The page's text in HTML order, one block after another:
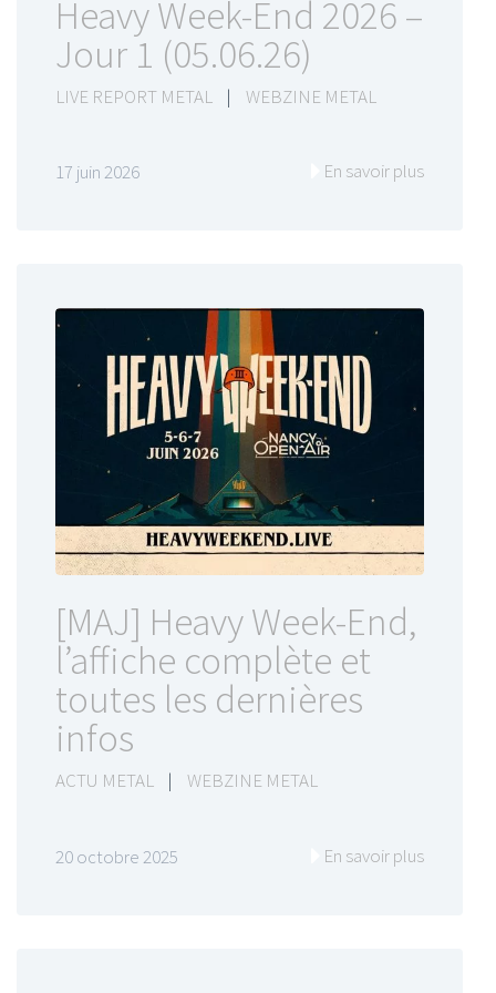
Heavy Week-End 2026 –
Jour 1 (05.06.26)
LIVE REPORT METAL | WEBZINE METAL
17 juin 2026 En savoir plus
[MAJ] Heavy Week-End,
l’affiche complète et
toutes les dernières
infos
ACTU METAL | WEBZINE METAL
20 octobre 2025 En savoir plus